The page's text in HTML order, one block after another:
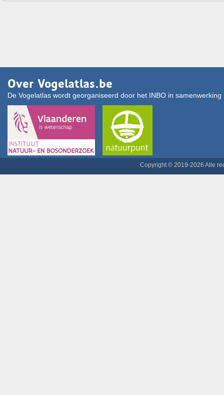
Over Vogelatlas.be
De Vogelatlas wordt georganiseerd door het INBO in
Copyright © 2019-2026 Alle